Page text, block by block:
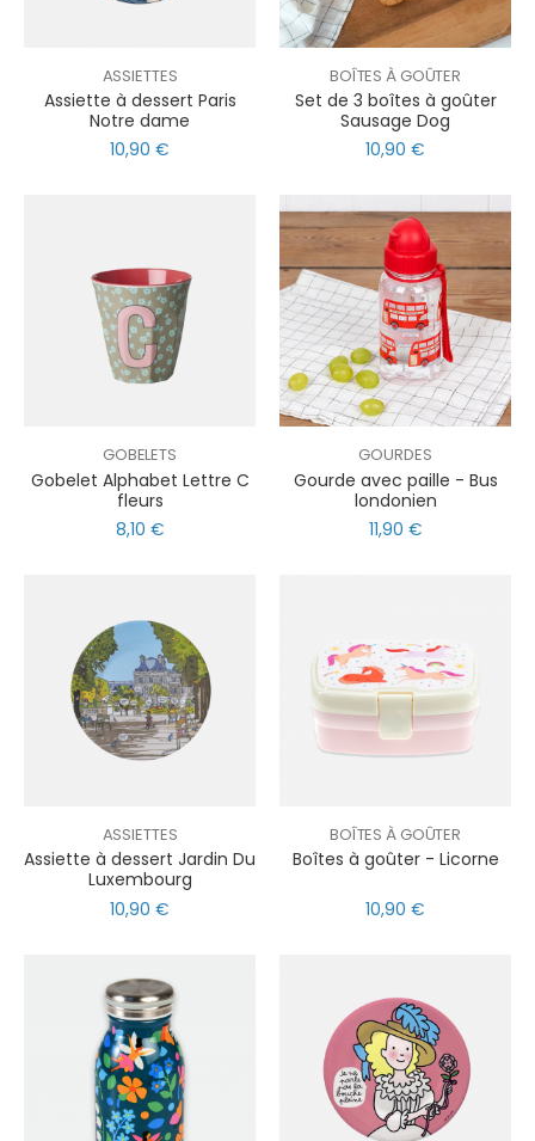
ASSIETTES
Assiette à dessert Paris
Notre dame
10,90 €
BOÎTES À GOÛTER
Set de 3 boîtes à goûter
Sausage Dog
10,90 €
GOBELETS
Gobelet Alphabet Lettre C
fleurs
8,10 €
GOURDES
Gourde avec paille - Bus
londonien
11,90 €
ASSIETTES
Assiette à dessert Jardin Du
Luxembourg
10,90 €
BOÎTES À GOÛTER
Boîtes à goûter - Licorne
10,90 €